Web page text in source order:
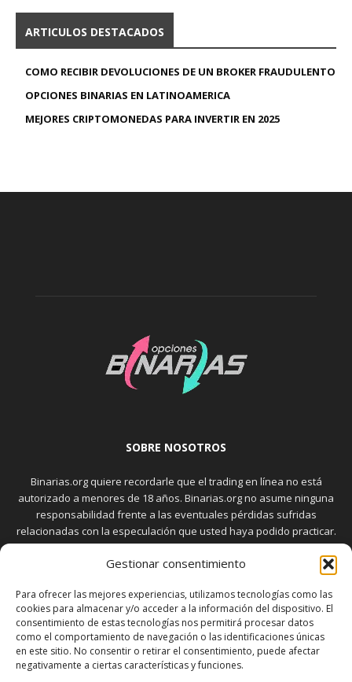
Gestionar consentimiento
Para ofrecer las mejores experiencias, utilizamos tecnologías como las
cookies para almacenar y/o acceder a la información del dispositivo. El
consentimiento de estas tecnologías nos permitirá procesar datos
como el comportamiento de navegación o las identificaciones únicas
en este sitio. No consentir o retirar el consentimiento, puede afectar
negativamente a ciertas características y funciones.
ARTICULOS DESTACADOS
COMO RECIBIR DEVOLUCIONES DE UN BROKER FRAUDULENTO
OPCIONES BINARIAS EN LATINOAMERICA
MEJORES CRIPTOMONEDAS PARA INVERTIR EN 2025
SOBRE NOSOTROS
Binarias.org quiere recordarle que el trading en línea no está
autorizado a menores de 18 años. Binarias.org no asume ninguna
responsabilidad frente a las eventuales pérdidas sufridas
relacionadas con la especulación que usted haya podido practicar.
El trading en el mercado de opciones binarias implica riesgos
elevados. Usted debe conocer y aceptar estos riesgos, que
transacciones bursátiles.
SÍGUENOS